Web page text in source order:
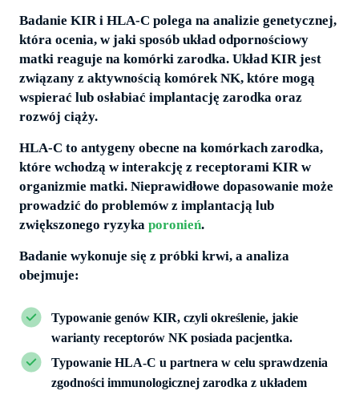
Badanie KIR i HLA-C polega na analizie genetycznej,
która ocenia, w jaki sposób układ odpornościowy
matki reaguje na komórki zarodka. Układ KIR jest
związany z aktywnością komórek NK, które mogą
wspierać lub osłabiać implantację zarodka oraz
rozwój ciąży.
HLA-C to antygeny obecne na komórkach zarodka,
które wchodzą w interakcję z receptorami KIR w
organizmie matki. Nieprawidłowe dopasowanie może
prowadzić do problemów z implantacją lub
zwiększonego ryzyka poronień.
Badanie wykonuje się z próbki krwi, a analiza
obejmuje:
Typowanie genów KIR, czyli określenie, jakie
warianty receptorów NK posiada pacjentka.
Typowanie HLA-C u partnera w celu sprawdzenia
zgodności immunologicznej zarodka z układem